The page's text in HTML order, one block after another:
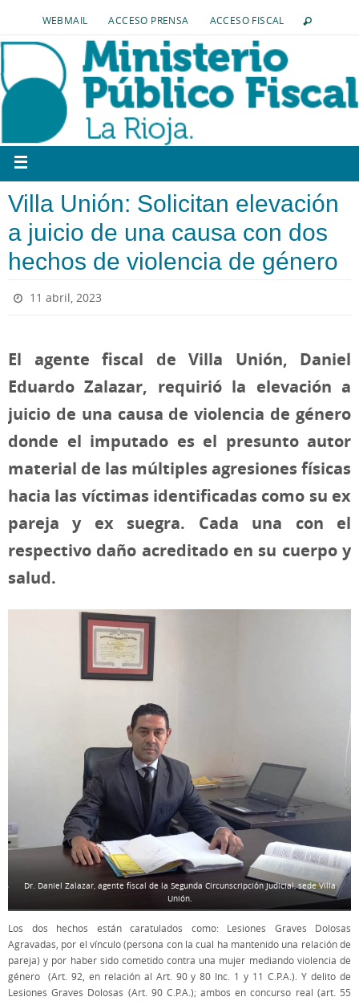
WEBMAIL ACCESO PRENSA ACCESO FISCAL
Villa Unión: Solicitan elevación
a juicio de una causa con dos
hechos de violencia de género
11 abril, 2023
El agente fiscal de Villa Unión, Daniel
Eduardo Zalazar, requirió la elevación a
juicio de una causa de violencia de género
donde el imputado es el presunto autor
material de las múltiples agresiones físicas
hacia las víctimas identificadas como su ex
pareja y ex suegra. Cada una con el
respectivo daño acreditado en su cuerpo y
salud.
Dr. Daniel Zalazar, agente fiscal de la Segunda Circunscripción Judicial, sede Villa
Unión.
Los dos hechos están caratulados como: Lesiones Graves Dolosas
Agravadas, por el vínculo (persona con la cual ha mantenido una relación de
pareja) y por haber sido cometido contra una mujer mediando violencia de
género (Art. 92, en relación al Art. 90 y 80 Inc. 1 y 11 C.P.A.). Y delito de
Lesiones Graves Dolosas (Art. 90 C.P.A.); ambos en concurso real (art. 55